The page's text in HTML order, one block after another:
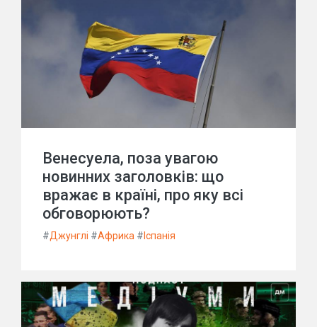
Венесуела, поза увагою
новинних заголовків: що
вражає в країні, про яку всі
обговорюють?
#Джунглі #Африка # Іспанія